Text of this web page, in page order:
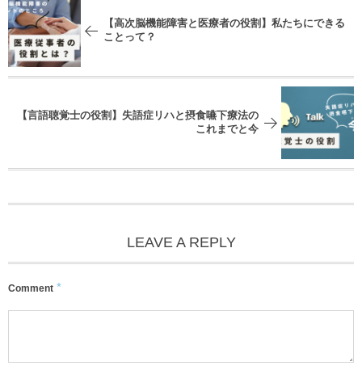
【高次脳機能障害と医療者の役割】私たちにできる
ことって？
【言語聴覚士の役割】失語症リハと摂食嚥下療法の
これまでと今
LEAVE A REPLY
Comment *